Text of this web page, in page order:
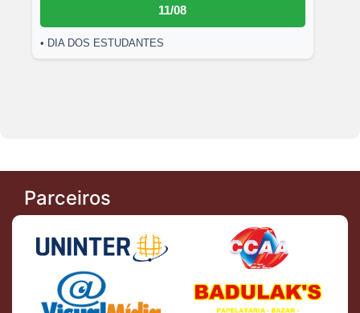
11/08
• DIA DOS ESTUDANTES
Parceiros